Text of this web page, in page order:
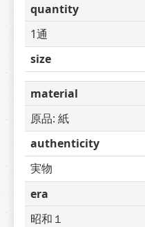
quantity
1通
size
material
原品: 紙
authenticity
実物
era
昭和１